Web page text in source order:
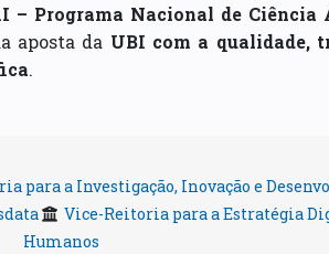
– Programa Nacional de Ciência
aposta da UBI com a qualidade,
.
para a Investigação, Inovação e
Vice-Reitoria para a Estratégia
Humanos